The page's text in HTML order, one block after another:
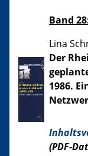
Band
Lina
Der
1986.
(PDF-